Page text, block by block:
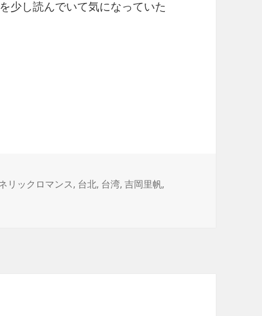
少し読んでいて気になっていた
リックロマンス, 台北, 台湾,吉岡里帆,